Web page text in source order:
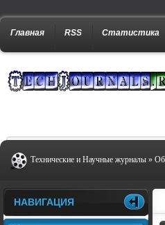
Главная RSS Статистика
Технические и Научные журналы »
НАВИГАЦИЯ